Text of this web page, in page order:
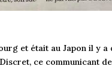
et était au Japon il y a
Discret, ce communicant